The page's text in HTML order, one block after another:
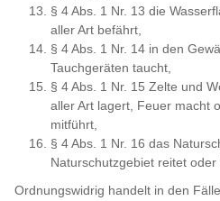
§ 4 Abs. 1 Nr. 13 die
aller Art befährt,
§ 4 Abs. 1 Nr. 14 in den
Tauchgeräten taucht,
§ 4 Abs. 1 Nr. 15 Zelte und
aller Art lagert, Feuer macht
mitführt,
§ 4 Abs. 1 Nr. 16 das
Naturschutzgebiet reitet oder
Ordnungswidrig handelt in den